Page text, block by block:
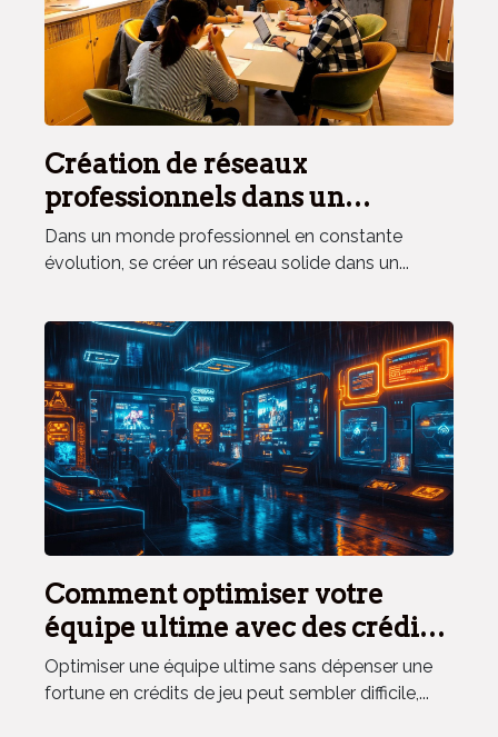
Création de réseaux
professionnels dans un
environnement partagé
Dans un monde professionnel en constante
évolution, se créer un réseau solide dans un...
Comment optimiser votre
équipe ultime avec des crédits
de jeu économiques ?
Optimiser une équipe ultime sans dépenser une
fortune en crédits de jeu peut sembler difficile,...